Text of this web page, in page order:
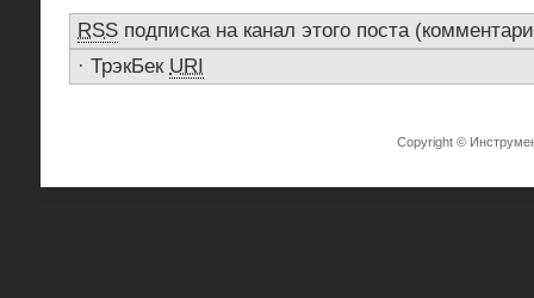
RSS подписка на канал этого поста
· ТрэкБек URI
Copyright ©